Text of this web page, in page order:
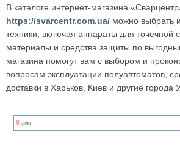
В каталоге интернет-магазина
https://svarcentr.com.ua/ можно выбрать
техники, включая аппараты для точечной
материалы и средства защиты по
магазина помогут вам с выбором и
вопросам эксплуатации полуавтоматов,
доставки в Харьков, Киев и другие города